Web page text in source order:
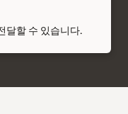
달할 수 있습니다.